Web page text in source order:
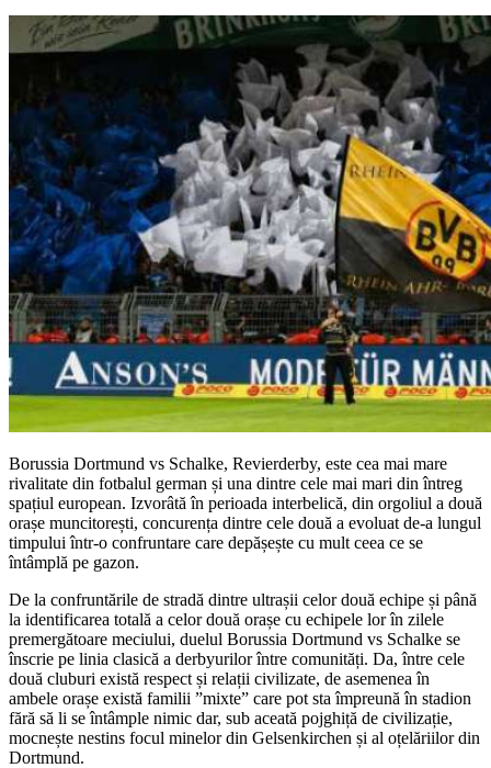
Borussia Dortmund vs Schalke, Revierderby, este cea mai mare
rivalitate din fotbalul german și una dintre cele mai mari din întreg
spațiul european. Izvorâtă în perioada interbelică, din orgoliul a două
orașe muncitorești, concurența dintre cele două a evoluat de-a lungul
timpului într-o confruntare care depășește cu mult ceea ce se
întâmplă pe gazon.
De la confruntările de stradă dintre ultrașii celor două echipe și până
la identificarea totală a celor două orașe cu echipele lor în zilele
premergătoare meciului, duelul Borussia Dortmund vs Schalke se
înscrie pe linia clasică a derbyurilor între comunități. Da, între cele
două cluburi există respect și relații civilizate, de asemenea în
ambele orașe există familii ”mixte” care pot sta împreună în stadion
fără să li se întâmple nimic dar, sub aceată pojghiță de civilizație,
mocnește nestins focul minelor din Gelsenkirchen și al oțelăriilor din
Dortmund.